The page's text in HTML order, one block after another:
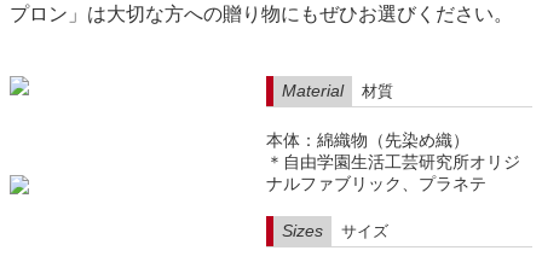
プロン」は大切な方への贈り物にもぜひお選びください。
Material 材質
本体：綿織物（先染め織）
＊自由学園生活工芸研究所オリジ
ナルファブリック、プラネテ
Sizes サイズ